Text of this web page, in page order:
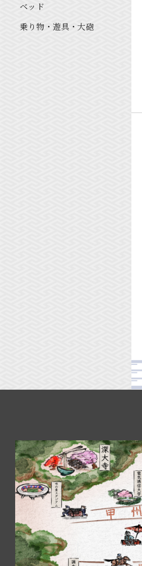
ベッド
乗り物・遊具・大砲